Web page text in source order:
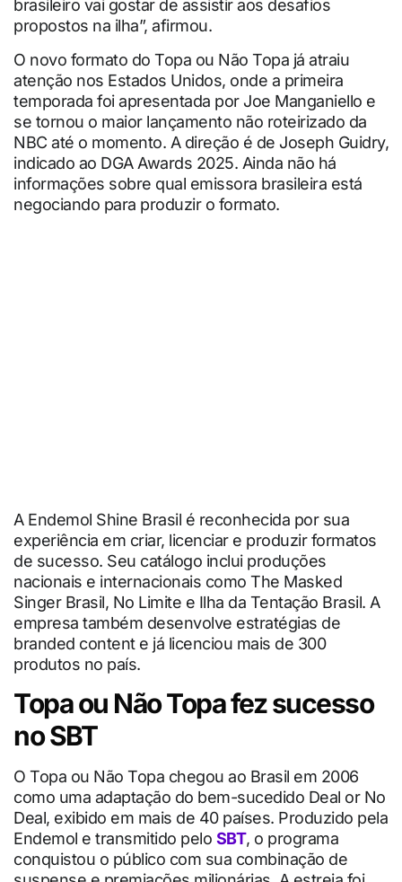
brasileiro vai gostar de assistir aos desafios
propostos na ilha”, afirmou.
O novo formato do Topa ou Não Topa já atraiu
atenção nos Estados Unidos, onde a primeira
temporada foi apresentada por Joe Manganiello e
se tornou o maior lançamento não roteirizado da
NBC até o momento. A direção é de Joseph Guidry,
indicado ao DGA Awards 2025. Ainda não há
informações sobre qual emissora brasileira está
negociando para produzir o formato.
A Endemol Shine Brasil é reconhecida por sua
experiência em criar, licenciar e produzir formatos
de sucesso. Seu catálogo inclui produções
nacionais e internacionais como The Masked
Singer Brasil, No Limite e Ilha da Tentação Brasil. A
empresa também desenvolve estratégias de
branded content e já licenciou mais de 300
produtos no país.
Topa ou Não Topa fez sucesso
no SBT
O Topa ou Não Topa chegou ao Brasil em 2006
como uma adaptação do bem-sucedido Deal or No
Deal, exibido em mais de 40 países. Produzido pela
Endemol e transmitido pelo SBT, o programa
conquistou o público com sua combinação de